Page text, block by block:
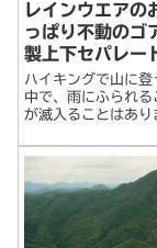
レインウエアの
っぱり不動のゴ
製上下セパレー
スーツ
ハイキングで山に登
中で、雨にふられる
が滅入ることはあり
るので疲れも倍増し
初心者ハイカーにあ
物のコンビニレイン
かだと、肌にビニー
いて、とっても不>